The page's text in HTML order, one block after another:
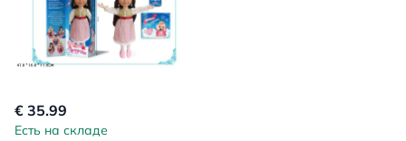
€ 35.99
Есть на складе